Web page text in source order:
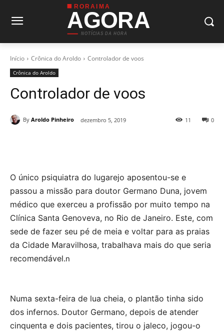
RORAIMA
AGORA
NOTÍCIAS DA HORA
Início Crônica do Aroldo Controlador de voos
Crônica do Aroldo
Controlador de voos
By Aroldo Pinheiro dezembro 5, 2019 0
11
O único psiquiatra do lugarejo aposentou-se e
passou a missão para doutor Germano Duna, jovem
médico que exerceu a profissão por muito tempo na
Clínica Santa Genoveva, no Rio de Janeiro. Este, com
sede de fazer seu pé de meia e voltar para as praias
da Cidade Maravilhosa, trabalhava mais do que seria
recomendável.n
Numa sexta-feira de lua cheia, o plantão tinha sido
dos infernos. Doutor Germano, depois de atender
cinquenta e dois pacientes, tirou o jaleco, jogou-o